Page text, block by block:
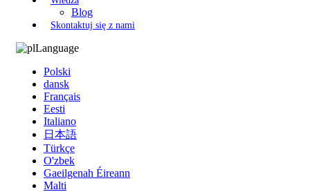
Blog
Skontaktuj się z nami
Language
Polski
dansk
Français
Eesti
Italiano
日本語
Türkçe
O'zbek
Gaeilgenah Éireann
Malti